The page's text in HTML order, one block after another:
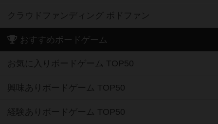
クラウドファンディング ボドファン
おすすめボードゲーム
お気に入りボードゲーム TOP50
興味ありボードゲーム TOP50
経験ありボードゲーム TOP50